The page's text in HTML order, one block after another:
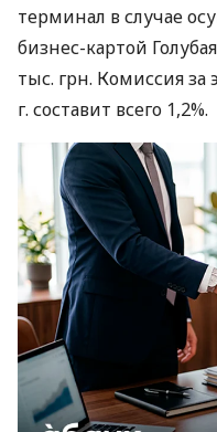
терминал в случае
бизнес-картой
тыс. грн. Комиссия за
г. составит всего 1,2%.